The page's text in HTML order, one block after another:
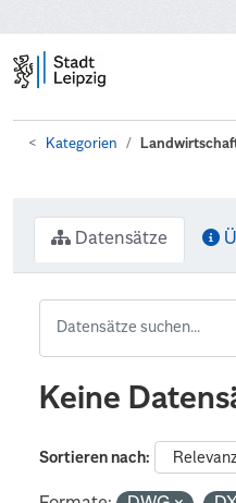
Kategorien
Datensätze
Keine
Sortieren nach